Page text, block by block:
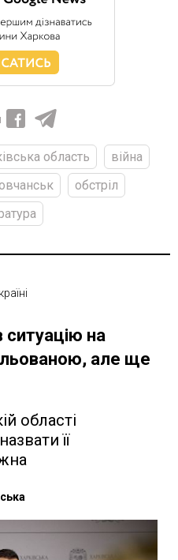
область
війна
обстріл
ситуацію на
але ще
області
її